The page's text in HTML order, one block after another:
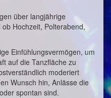
über langjährige
Hochzeit, Polterabend,
Einfühlungsvermögen, um
auf die Tanzfläche zu
moderiert
Wunsch hin, Anlässe die
spontan sind.